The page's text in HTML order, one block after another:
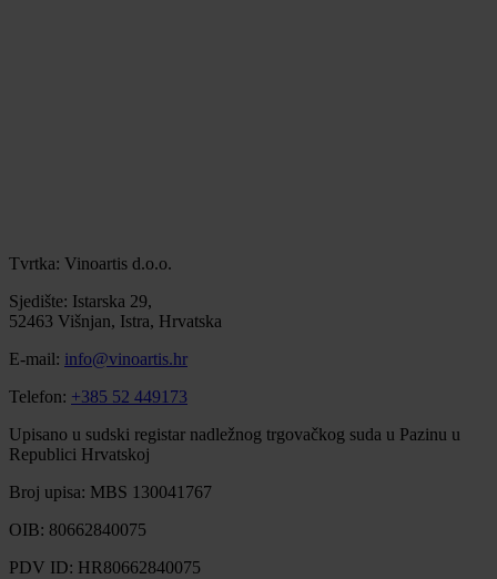
Tvrtka: Vinoartis d.o.o.
Sjedište: Istarska 29,
52463 Višnjan, Istra, Hrvatska
E-mail: info@vinoartis.hr
Telefon: +385 52 449173
Upisano u sudski registar nadležnog trgovačkog suda u Pazinu u
Republici Hrvatskoj
Broj upisa: MBS 130041767
OIB: 80662840075
PDV ID: HR80662840075